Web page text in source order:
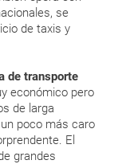
se
de taxis y
de transporte
económico pero
de larga
poco más caro
El
grandes